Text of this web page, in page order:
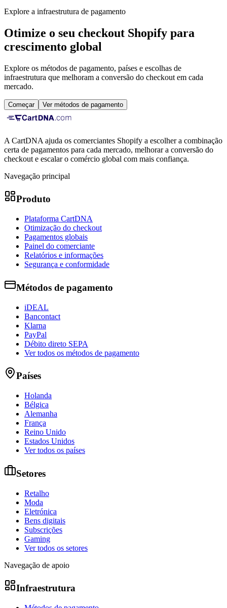
Explore a infraestrutura de pagamento
Otimize o seu checkout Shopify para
crescimento global
Explore os métodos de pagamento, países e escolhas de
infraestrutura que melhoram a conversão do checkout em cada
mercado.
Começar Ver métodos de pagamento
A CartDNA ajuda os comerciantes Shopify a escolher a combinação
certa de pagamentos para cada mercado, melhorar a conversão do
checkout e escalar o comércio global com mais confiança.
Navegação principal
Produto
Plataforma CartDNA
Otimização do checkout
Pagamentos globais
Painel do comerciante
Relatórios e informações
Segurança e conformidade
Métodos de pagamento
iDEAL
Bancontact
Klarna
PayPal
Débito direto SEPA
Ver todos os métodos de pagamento
Países
Holanda
Bélgica
Alemanha
França
Reino Unido
Estados Unidos
Ver todos os países
Setores
Retalho
Moda
Eletrónica
Bens digitais
Subscrições
Gaming
Ver todos os setores
Navegação de apoio
Infraestrutura